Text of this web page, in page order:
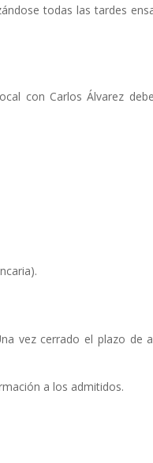
todas las tardes
con Carlos Álvarez
vez cerrado el plazo de
a los admitidos.